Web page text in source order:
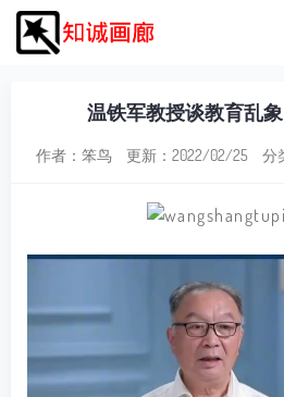
温铁军教授谈教育乱象
作者：笨鸟 更新：2022/02/25 分